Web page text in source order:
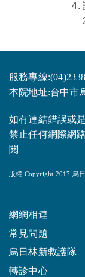
服務專線
本院地址:台中市
如有連結錯誤或
禁止任何網際網
閱
版權 Copyright 2017 烏
網網相連
常見問題
烏日林新救護隊
轉診中心